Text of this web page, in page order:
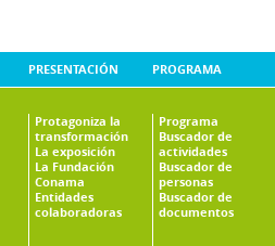
PRESENTACIÓN
Protagoniza la
transformación
La exposición
La Fundación
Conama
Entidades
colaboradoras
PROGRAMA
Programa
Buscador de
actividades
Buscador de
personas
Buscador de
documentos